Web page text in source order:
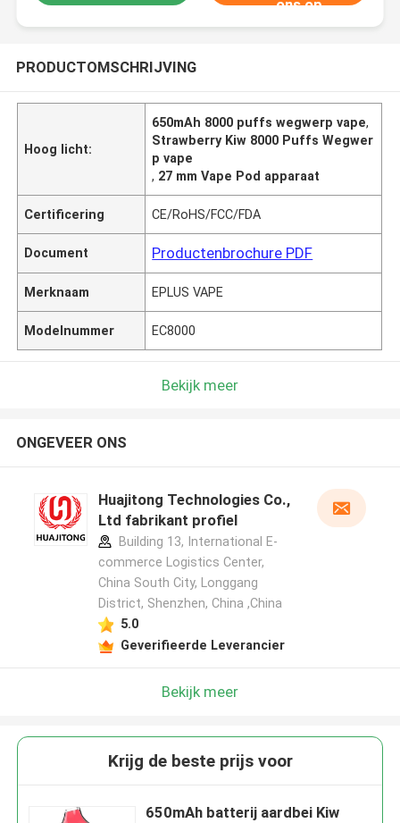
ons op
PRODUCTOMSCHRIJVING
Hoog licht:
650mAh 8000 puffs wegwerp vape,
Strawberry Kiw 8000 Puffs Wegwer
p vape
, 27 mm Vape Pod apparaat
Certificering CE/RoHS/FCC/FDA
Document Productenbrochure PDF
Merknaam EPLUS VAPE
Modelnummer EC8000
Bekijk meer
ONGEVEER ONS
Huajitong Technologies Co.,
Ltd fabrikant profiel
Building 13, International E-
commerce Logistics Center,
China South City, Longgang
District, Shenzhen, China ,China
5.0
Geverifieerde Leverancier
Bekijk meer
Krijg de beste prijs voor
650mAh batterij aardbei Kiw